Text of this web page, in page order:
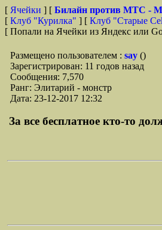
[ Ячейки ] [ Билайн против МТС -
[ Клуб "Курилка" ] [ Клуб "Старые
[ Попали на Ячейки из Яндекс или
Размещено пользователем : say ()
Зарегистрирован: 11 годов назад
Сообщения: 7,570
Ранг: Элитарий - монстр
Дата: 23-12-2017 12:32
За все бесплатное кто-то